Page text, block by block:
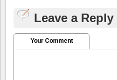
Leave a Reply
Your Comment